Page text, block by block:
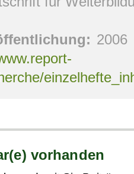
2006
vorhanden